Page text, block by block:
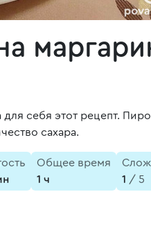
себя этот рецепт.
сахара.
Общее время
1 ч
1 / 5